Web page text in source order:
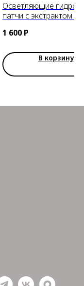
Осветляющие
патчи с экстрактом
Lightening Hydrogel
1 600 Р
В корзину